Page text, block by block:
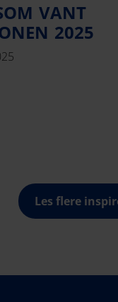
VANT
2025
Les flere